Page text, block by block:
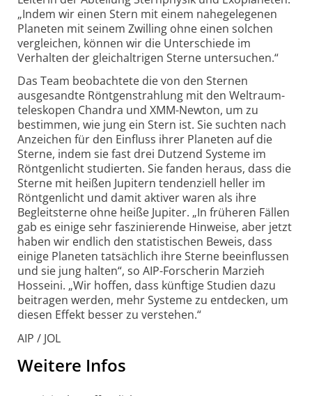
„Indem wir einen Stern mit einem nahegelegenen
Planeten mit seinem Zwilling ohne einen solchen
vergleichen, können wir die Unterschiede im
Verhalten der gleich­altrigen Sterne untersuchen.“
Das Team beobachtete die von den Sternen
ausgesandte Röntgen­strahlung mit den Weltraum­
teleskopen Chandra und XMM-Newton, um zu
bestimmen, wie jung ein Stern ist. Sie suchten nach
Anzeichen für den Einfluss ihrer Planeten auf die
Sterne, indem sie fast drei Dutzend Systeme im
Röntgenlicht studierten. Sie fanden heraus, dass die
Sterne mit heißen Jupitern tenden­ziell heller im
Röntgenlicht und damit aktiver waren als ihre
Begleitsterne ohne heiße Jupiter. „In früheren Fällen
gab es einige sehr fas­zinierende Hinweise, aber jetzt
haben wir endlich den statis­tischen Beweis, dass
einige Planeten tatsächlich ihre Sterne beein­flussen
und sie jung halten“, so AIP-Forscherin Marzieh
Hosseini. „Wir hoffen, dass künftige Studien dazu
beitragen werden, mehr Systeme zu entdecken, um
diesen Effekt besser zu verstehen.“
AIP / JOL
Weitere Infos